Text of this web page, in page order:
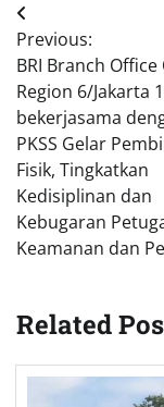
Post
navigation
Previous:
BRI Branch Office
Region 6/Jakarta 1
bekerjasama
PKSS Gelar
Fisik, Tingkatkan
Kedisiplinan dan
Kebugaran
Keamanan dan
Related